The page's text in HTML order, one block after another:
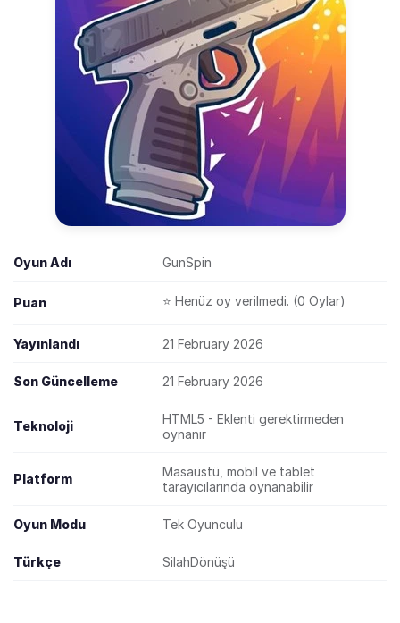
Oyun Adı GunSpin
Puan ⭐ Henüz oy verilmedi. (0 Oylar)
Yayınlandı 21 February 2026
Son Güncelleme 21 February 2026
Teknoloji
HTML5 - Eklenti gerektirmeden
oynanır
Platform
Masaüstü, mobil ve tablet
tarayıcılarında oynanabilir
Oyun Modu Tek Oyunculu
Türkçe SilahDönüşü